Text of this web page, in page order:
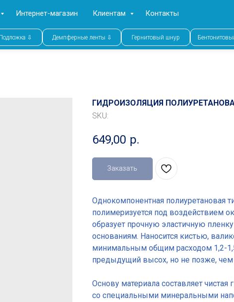
Интернет-магазин Клиентам Контакты
⇩ Демпферные ленты ⇩ Гернитовый шнур
ГИДРОИЗОЛЯЦИЯ ПОЛИУРЕТАНОВАЯ
SKU:
649,00 р.
Заказать
Однокомпонентная полиуретановая
полимеризуется под воздействием
образует прочную эластичную
основаниям. Наносится кистью,
минимальным общим расходом 1,2-
предыдущий высох, но не позже, чем
Основу материала составляет
со специальными минеральными